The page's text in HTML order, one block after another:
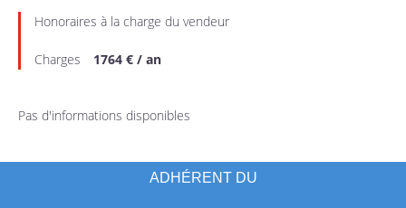
Honoraires à la charge du vendeur
Charges 1764 € / an
Pas d'informations disponibles
ADHÉRENT DU